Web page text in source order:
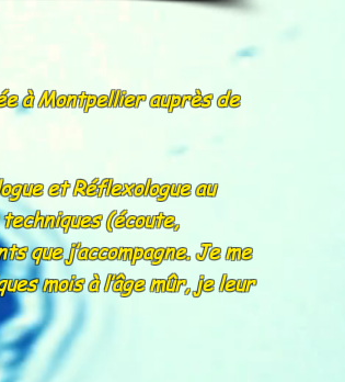
à Montpellier auprès de
et Réflexologue au
(écoute,
que j’accompagne. Je me
mois à l’âge mûr, je leur